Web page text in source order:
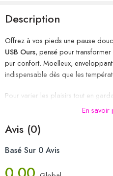
Description
Offrez à vos pieds une pause
USB Ours, pensé pour
pur confort. Moelleux,
indispensable dès que les
Pour varier les plaisirs tout en
chausson chauffant USB singe
Une chaleur douce qui
Grâce à son système chauffant
En savoir
Avis (0)
Basé Sur 0 Avis